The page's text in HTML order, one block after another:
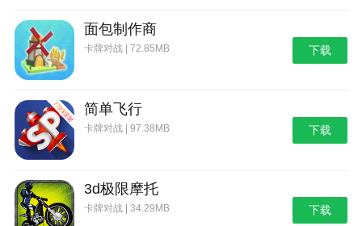
面包制作商
卡牌对战 | 72.85MB 下载
简单飞行
卡牌对战 | 97.38MB 下载
3d极限摩托
卡牌对战 | 34.29MB 下载